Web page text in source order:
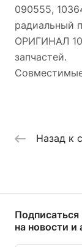
090555,
радиальный
ОРИГИНАЛ
запчастей.
Назад к
Подписаться
на новости и